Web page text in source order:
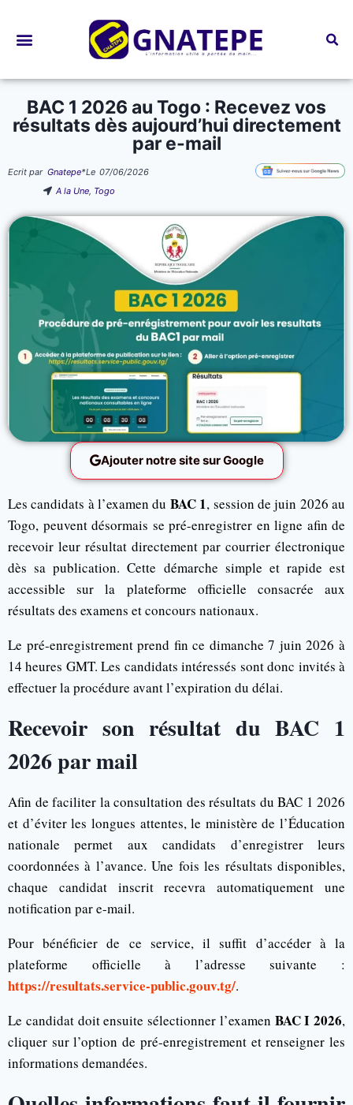
BAC 1 2026 au Togo : Recevez vos
résultats dès aujourd’hui directement
par e-mail
Ecrit par Gnatepe*Le 07/06/2026
A la Une, Togo
Ajouter notre site sur Google
Les candidats à l’examen du BAC 1, session de juin 2026 au
Togo, peuvent désormais se pré-enregistrer en ligne afin de
recevoir leur résultat directement par courrier électronique
dès sa publication. Cette démarche simple et rapide est
accessible sur la plateforme officielle consacrée aux
résultats des examens et concours nationaux.
Le pré-enregistrement prend fin ce dimanche 7 juin 2026 à
14 heures GMT. Les candidats intéressés sont donc invités à
effectuer la procédure avant l’expiration du délai.
Recevoir son résultat du BAC 1
2026 par mail
Afin de faciliter la consultation des résultats du BAC 1 2026
et d’éviter les longues attentes, le ministère de l’Éducation
nationale permet aux candidats d’enregistrer leurs
coordonnées à l’avance. Une fois les résultats disponibles,
chaque candidat inscrit recevra automatiquement une
notification par e-mail.
Pour bénéficier de ce service, il suffit d’accéder à la
plateforme officielle à l’adresse suivante :
https://resultats.service-public.gouv.tg/.
Le candidat doit ensuite sélectionner l’examen BAC I 2026,
cliquer sur l’option de pré-enregistrement et renseigner les
informations demandées.